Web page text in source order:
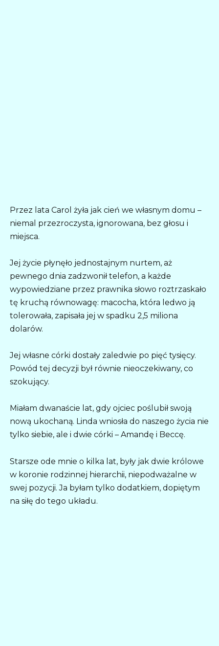
Przez lata Carol żyła jak cień we własnym domu –
niemal przezroczysta, ignorowana, bez głosu i
miejsca.
Jej życie płynęło jednostajnym nurtem, aż
pewnego dnia zadzwonił telefon, a każde
wypowiedziane przez prawnika słowo roztrzaskało
tę kruchą równowagę: macocha, która ledwo ją
tolerowała, zapisała jej w spadku 2,5 miliona
dolarów.
Jej własne córki dostały zaledwie po pięć tysięcy.
Powód tej decyzji był równie nieoczekiwany, co
szokujący.
Miałam dwanaście lat, gdy ojciec poślubił swoją
nową ukochaną. Linda wniosła do naszego życia nie
tylko siebie, ale i dwie córki – Amandę i Beccę.
Starsze ode mnie o kilka lat, były jak dwie królowe
w koronie rodzinnej hierarchii, niepodważalne w
swej pozycji. Ja byłam tylko dodatkiem, dopiętym
na siłę do tego układu.